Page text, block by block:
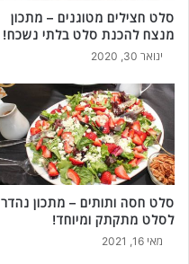
סלט חצילים מטוגנים – מתכון
מנצח להכנת סלט בלתי נשכח!
ינואר 30, 2020
סלט חסה ותותים – מתכון נהדר
לסלט מתקתק ומיוחד!
מאי 16, 2021